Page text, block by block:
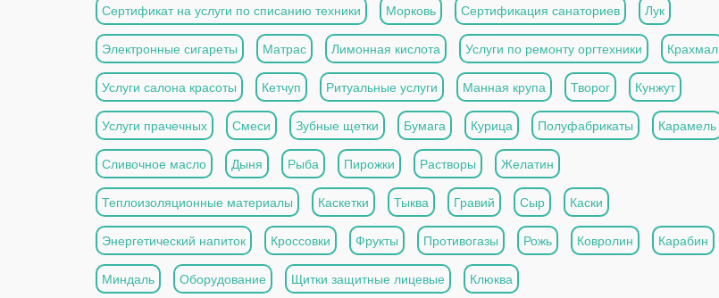
Сертификат на услуги по списанию техники Морковь Сертификация санаториев Лук
Электронные сигареты Матрас Лимонная кислота Услуги по ремонту оргтехники Крахмал
Услуги салона красоты Кетчуп Ритуальные услуги Манная крупа Творог Кунжут
Услуги прачечных Смеси Зубные щетки Бумага Курица Полуфабрикаты Карамель
Сливочное масло Дыня Рыба Пирожки Растворы Желатин
Теплоизоляционные материалы Каскетки Тыква Гравий Сыр Каски
Энергетический напиток Кроссовки Фрукты Противогазы Рожь Ковролин Карабин
Миндаль Оборудование Щитки защитные лицевые Клюква